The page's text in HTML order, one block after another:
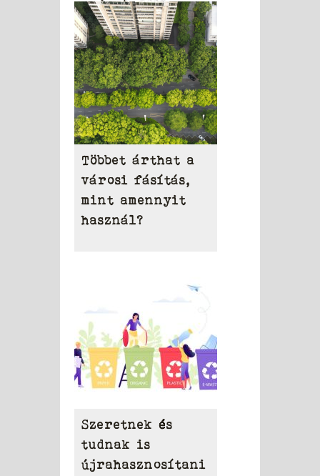
területén
Többet árthat a
városi fásítás,
mint amennyit
használ?
Szeretnek és
tudnak is
újrahasznosítani